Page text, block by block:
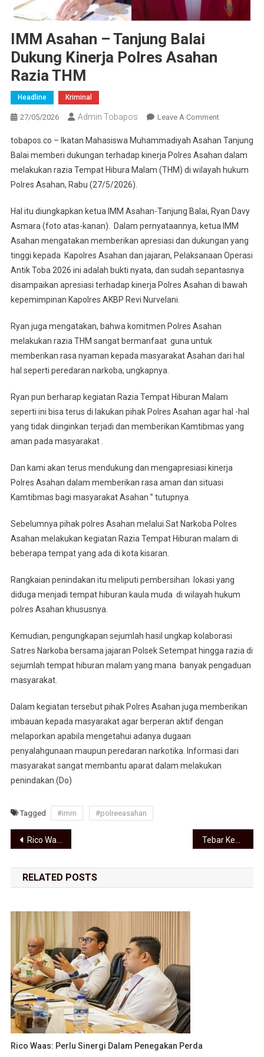
IMM Asahan – Tanjung Balai
Dukung Kinerja Polres Asahan
Razia THM
Headline Kriminal
27/05/2026 Admin Tobapos Leave A CommentOn IMM
Tanjung
Balai
Dukung
Asahan
Razia
THM
tobapos.co – Ikatan Mahasiswa Muhammadiyah Asahan Tanjung
Balai memberi dukungan terhadap kinerja Polres Asahan dalam
melakukan razia Tempat Hibura Malam (THM) di wilayah hukum
Polres Asahan, Rabu (27/5/2026).
Hal itu diungkapkan ketua IMM Asahan-Tanjung Balai, Ryan Davy
Asmara (foto atas-kanan). Dalam pernyataannya, ketua IMM
Asahan mengatakan memberikan apresiasi dan dukungan yang
tinggi kepada Kapolres Asahan dan jajaran, Pelaksanaan Operasi
Antik Toba 2026 ini adalah bukti nyata, dan sudah sepantasnya
disampaikan apresiasi terhadap kinerja Polres Asahan di bawah
kepemimpinan Kapolres AKBP Revi Nurvelani.
Ryan juga mengatakan, bahwa komitmen Polres Asahan
melakukan razia THM sangat bermanfaat guna untuk
memberikan rasa nyaman kepada masyarakat Asahan dari hal
hal seperti peredaran narkoba, ungkapnya.
Ryan pun berharap kegiatan Razia Tempat Hiburan Malam
seperti ini bisa terus di lakukan pihak Polres Asahan agar hal -hal
yang tidak diinginkan terjadi dan memberikan Kamtibmas yang
aman pada masyarakat .
Dan kami akan terus mendukung dan mengapresiasi kinerja
Polres Asahan dalam memberikan rasa aman dan situasi
Kamtibmas bagi masyarakat Asahan ” tutupnya.
Sebelumnya pihak polres Asahan melalui Sat Narkoba Polres
Asahan melakukan kegiatan Razia Tempat Hiburan malam di
beberapa tempat yang ada di kota kisaran.
Rangkaian penindakan itu meliputi pembersihan lokasi yang
diduga menjadi tempat hiburan kaula muda di wilayah hukum
polres Asahan khususnya.
Kemudian, pengungkapan sejumlah hasil ungkap kolaborasi
Satres Narkoba bersama jajaran Polsek Setempat hingga razia di
sejumlah tempat hiburan malam yang mana banyak pengaduan
masyarakat.
Dalam kegiatan tersebut pihak Polres Asahan juga memberikan
imbauan kepada masyarakat agar berperan aktif dengan
melaporkan apabila mengetahui adanya dugaan
penyalahgunaan maupun peredaran narkotika. Informasi dari
masyarakat sangat membantu aparat dalam melakukan
penindakan.(Do)
Tagged #imm #polreeasahan
Navigasi pos
Rico Waas Ajak Warga Hapus Stigma Negatif Belawan
RELATED POSTS
Rico Waas: Perlu Sinergi Dalam Penegakan Perda